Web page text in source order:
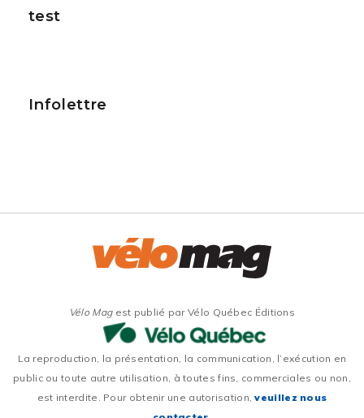
test
Infolettre
Vélo Magest publié par Vélo Québec Éditions
La reproduction, la présentation, la communication, l’exécution en
public ou toute autre utilisation, à toutes fins, commerciales ou non,
est interdite. Pour obtenir une autorisation,veuillez nous